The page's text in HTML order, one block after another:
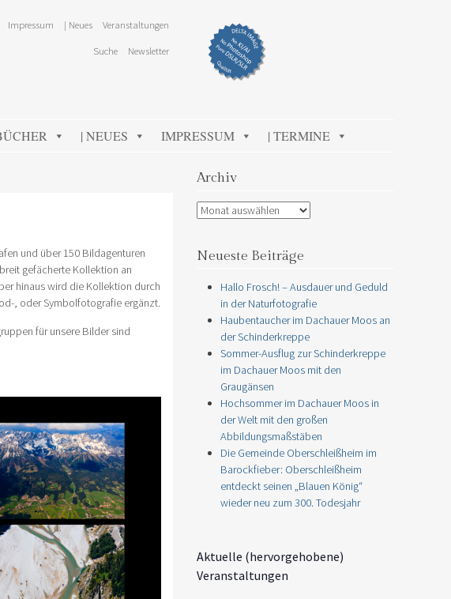
Impressum | Neues Veranstaltungen
Suche Newsletter
| NEUES IMPRESSUM | TERMINE
und über 150 Bildagenturen
gefächerte Kollektion an
hinaus wird die Kollektion durch
, oder Symbolfotografie ergänzt.
für unsere Bilder sind
Archiv
Archiv
Neueste Beiträge
Hallo Frosch! – Ausdauer und Geduld
in der Naturfotografie
Haubentaucher im Dachauer Moos an
der Schinderkreppe
Sommer-Ausflug zur Schinderkreppe
im Dachauer Moos mit den
Graugänsen
Hochsommer im Dachauer Moos in
der Welt mit den großen
Abbildungsmaßstäben
Die Gemeinde Oberschleißheim im
Barockfieber: Oberschleißheim
entdeckt seinen „Blauen König“
wieder neu zum 300. Todesjahr
Aktuelle (hervorgehobene)
Veranstaltungen